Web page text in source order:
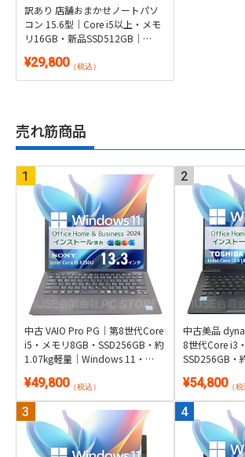
訳あり 店舗おまかせノートパソ
コン 15.6型｜Core i5以上・メモ
リ16GB・新品SSD512GB｜
Microsoft Office 2024付き
¥29,800（税込）
売れ筋商品
中古 VAIO Pro PG｜第8世代Core
i5・メモリ8GB・SSD256GB・約
1.07kg軽量｜Windows 11・
¥49,800（税込）
中古美品
8世代Core i3
SSD256GB・
2024付き
¥54,800（税